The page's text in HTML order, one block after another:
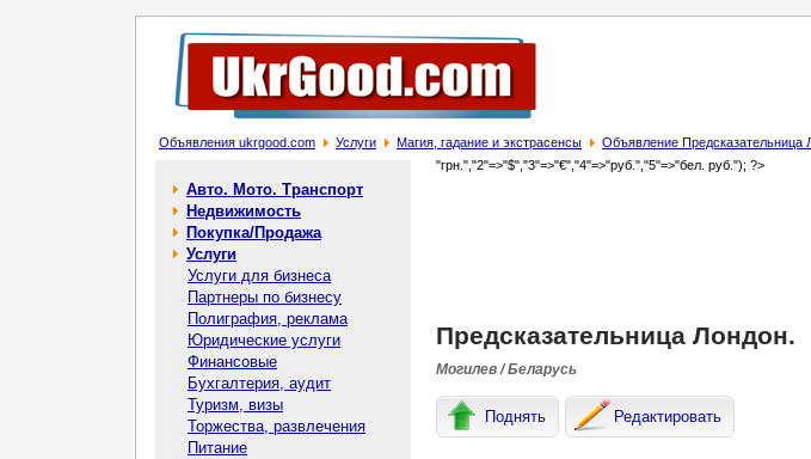
Объявления ukrgood.com Услуги Магия, гадание и экстрасенсы Объявление Предсказательница
Авто. Мото. Транспорт
Недвижимость
Покупка/Продажа
Услуги
Услуги для бизнеса
Партнеры по бизнесу
Полиграфия, реклама
Юридические услуги
Финансовые
Бухгалтерия, аудит
Туризм, визы
Торжества, развлечения
Питание
"грн.","2"=>"$","3"=>"€","4"=>"руб.","5"=>"бел. руб."); ?>
Предсказательница Лондон.
Могилев / Беларусь
Поднять Редактировать